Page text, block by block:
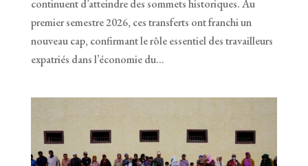
continuent d’atteindre des sommets historiques. Au
premier semestre 2026, ces transferts ont franchi un
nouveau cap, confirmant le rôle essentiel des travailleurs
expatriés dans l’économie du...